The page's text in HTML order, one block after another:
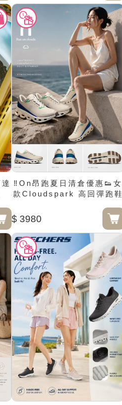
‼️On昂跑夏日清倉優惠👟女
款Cloudspark 高回彈跑鞋
$ 3980